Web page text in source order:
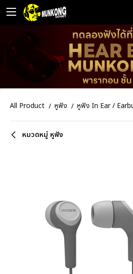
All Product หูฟัง หูฟัง In Ear /
หมวดหมู่ หูฟัง